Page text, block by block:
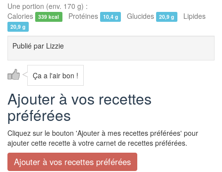
Une portion (env. 170 g) :
Calories
339 kcal Protéines 10,4 g Glucides 20,9 g Lipides
20,9 g
Publié par Lizzie
Ça a l'air bon !
Ajouter à vos recettes
préférées
Cliquez sur le bouton 'Ajouter à mes recettes préférées' pour
ajouter cette recette à votre carnet de recettes préférées.